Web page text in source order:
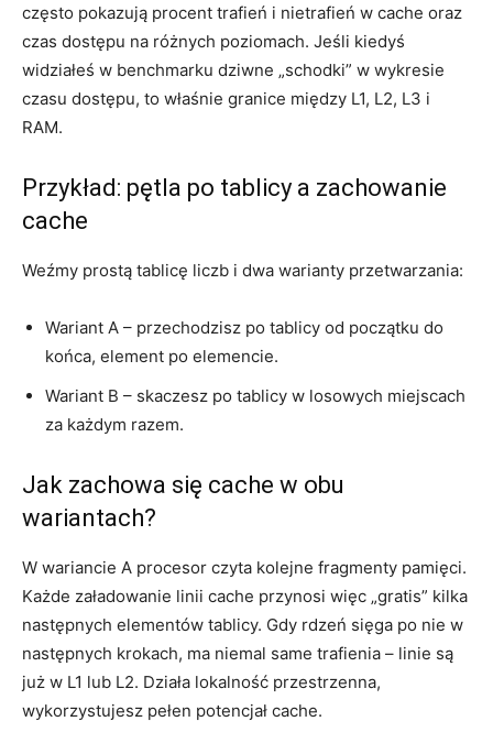
często pokazują procent trafień i nietrafień w cache oraz
czas dostępu na różnych poziomach. Jeśli kiedyś
widziałeś w benchmarku dziwne „schodki” w wykresie
czasu dostępu, to właśnie granice między L1, L2, L3 i
RAM.
Przykład: pętla po tablicy a zachowanie
cache
Weźmy prostą tablicę liczb i dwa warianty przetwarzania:
Wariant A – przechodzisz po tablicy od początku do
końca, element po elemencie.
Wariant B – skaczesz po tablicy w losowych miejscach
za każdym razem.
Jak zachowa się cache w obu
wariantach?
W wariancie A procesor czyta kolejne fragmenty pamięci.
Każde załadowanie linii cache przynosi więc „gratis” kilka
następnych elementów tablicy. Gdy rdzeń sięga po nie w
następnych krokach, ma niemal same trafienia – linie są
już w L1 lub L2. Działa lokalność przestrzenna,
wykorzystujesz pełen potencjał cache.